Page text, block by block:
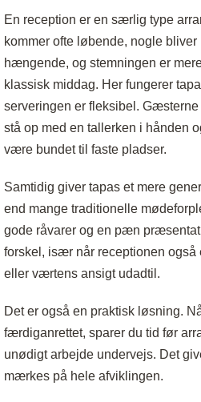
En reception er en særlig type
kommer ofte løbende, nogle
hængende, og stemningen er
klassisk middag. Her fungerer
serveringen er fleksibel.
stå op med en tallerken i hånden
være bundet til faste pladser.
Samtidig giver tapas et mere
end mange traditionelle
gode råvarer og en pæn
forskel, især når receptionen også
eller værtens ansigt udadtil.
Det er også en praktisk løsning.
færdiganrettet, sparer du tid før
unødigt arbejde undervejs. Det
mærkes på hele afviklingen.